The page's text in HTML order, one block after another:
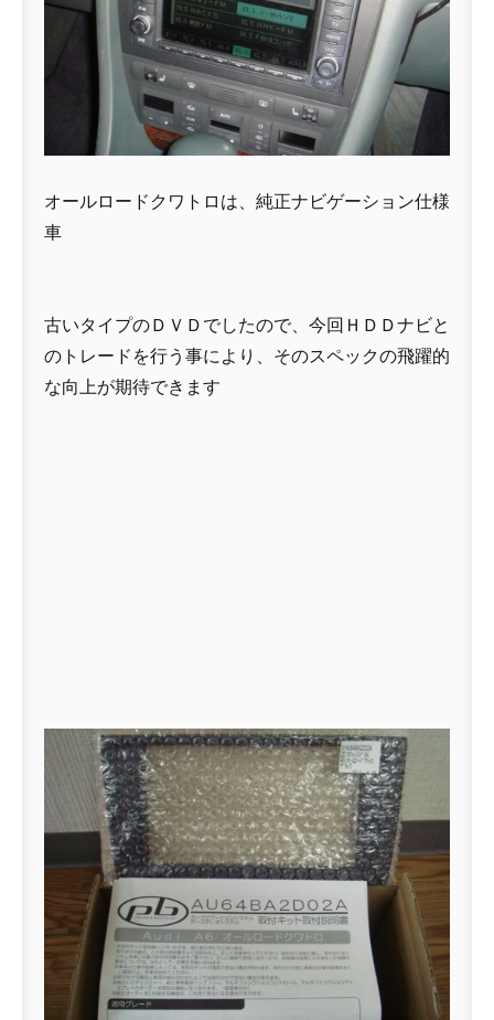
オールロードクワトロは、純正ナビゲーション仕様
車
古いタイプのＤＶＤでしたので、今回ＨＤＤナビと
のトレードを行う事により、そのスペックの飛躍的
な向上が期待できます